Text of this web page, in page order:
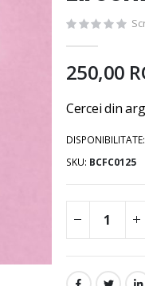
the
images
gallery
250,00
Cercei din
DISPONIBILITATE:
SKU BCFC0125